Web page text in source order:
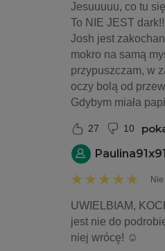
Jesuuuuu, co tu
To NIE JEST
Josh jest
mokro na samą
przypuszczam, w
oczy bolą od
Gdybym miała
27 10
Paulina91x91
UWIELBIAM,
jest nie do
niej wrócę! ☺️